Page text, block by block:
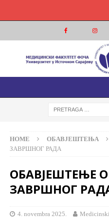
МЕДИЦИНСКИ
МЕДИЦИНСКИ ФАКУЛТЕТ
HOME ОБАВЈЕШТЕЊА
ЗАВРШНОГ РАДА
ОБАВЈЕШТЕЊЕ
ЗАВРШНОГ
4. novembra 2025.